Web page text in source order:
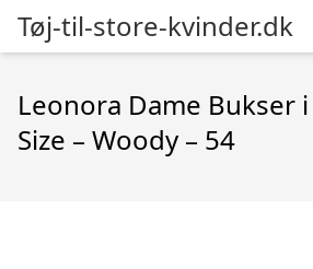
Tøj-til-store-kvinder.dk
Leonora Dame Bukser
Size – Woody – 54